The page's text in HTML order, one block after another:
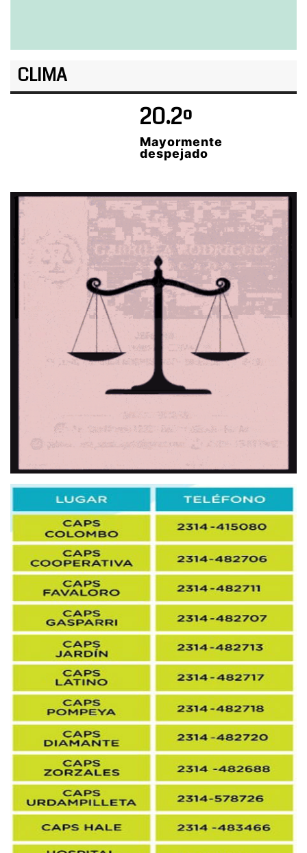
CLIMA
20.2º
Mayormente
despejado